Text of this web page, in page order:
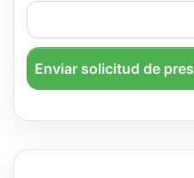
Enviar solicitud de